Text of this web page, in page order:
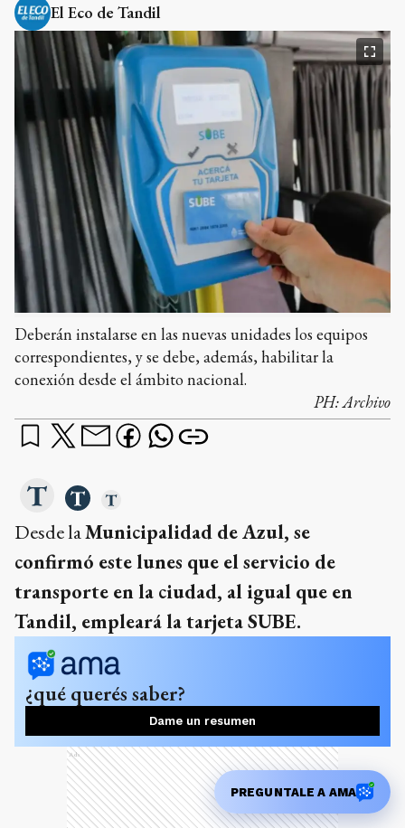
El Eco de Tandil
Deberán instalarse en las nuevas unidades los equipos
correspondientes, y se debe, además, habilitar la
conexión desde el ámbito nacional.
PH:Archivo
Desde laMunicipalidad de Azul, se
confirmó este lunes que el servicio de
transporte en la ciudad, al igual que en
Tandil, empleará la tarjeta SUBE.
¿qué querés saber?
Dame un resumen
Ads
PREGUNTALE A AMA